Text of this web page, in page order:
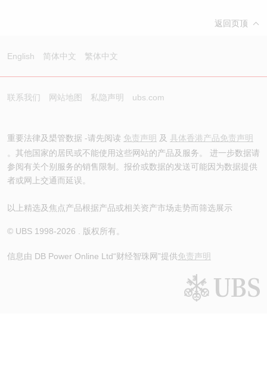
返回页顶
English 简体中文 繁体中文
联系我们 网站地图 私隐声明 ubs.com
重要法律及槼管数据 -请先阅读 免责声明 及 具体香港产品免责声明
。其他国家的居民或不能使用这些网站的产品及服务。 进一步数据请
参阅有关个别服务的销售限制。报价或数据的发送可能因为数据提供
者或网上交通而延误。
以上精选及焦点产品根据产品或相关资产市场走势而筛选展示
© UBS 1998-2026 . 版权所有。
信息由 DB Power Online Ltd“财经智珠网”提供免责声明